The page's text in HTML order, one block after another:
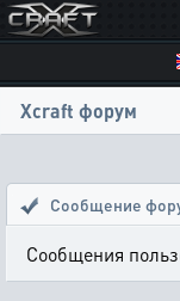
Xcraft форум
Сообщение
Сообщения